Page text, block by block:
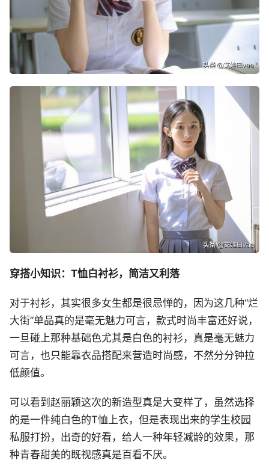
穿搭小知识：T恤白衬衫，简洁又利落
对于衬衫，其实很多女生都是很忌惮的，因为这几种“烂
大街”单品真的是毫无魅力可言，款式时尚丰富还好说，
一旦碰上那种基础色尤其是白色的衬衫，真是毫无魅力
可言，也只能靠衣品搭配来营造时尚感，不然分分钟拉
低颜值。
可以看到赵丽颖这次的新造型真是大变样了，虽然选择
的是一件纯白色的T恤上衣，但是表现出来的学生校园
私服打扮，出奇的好看，给人一种年轻减龄的效果，那
种青春甜美的既视感真是百看不厌。